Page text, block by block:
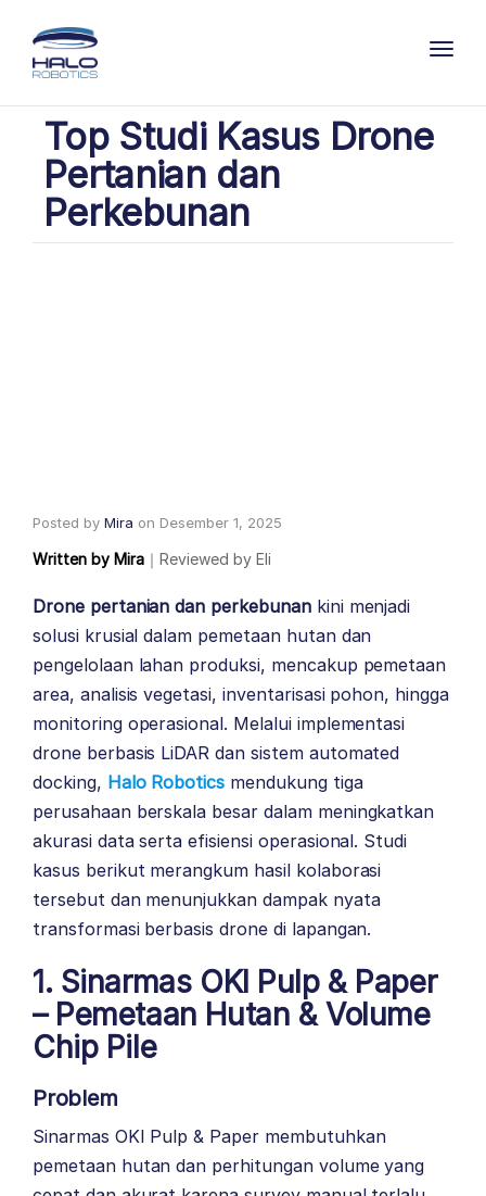
Top Studi Kasus Drone
Pertanian dan
Perkebunan
Posted by Mira on Desember 1, 2025
Written by Mira ｜ Reviewed by Eli
Drone pertanian dan perkebunankini menjadi
solusi krusial dalam pemetaan hutan dan
pengelolaan lahan produksi, mencakup pemetaan
area, analisis vegetasi, inventarisasi pohon, hingga
monitoring operasional. Melalui implementasi
drone berbasis LiDAR dan sistem automated
docking, Halo Robotics mendukung tiga
perusahaan berskala besar dalam meningkatkan
akurasi data serta efisiensi operasional. Studi
kasus berikut merangkum hasil kolaborasi
tersebut dan menunjukkan dampak nyata
transformasi berbasis drone di lapangan.
1. Sinarmas OKI Pulp & Paper
– Pemetaan Hutan & Volume
Chip Pile
Problem
Sinarmas OKI Pulp & Paper membutuhkan
pemetaan hutan dan perhitungan volume yang